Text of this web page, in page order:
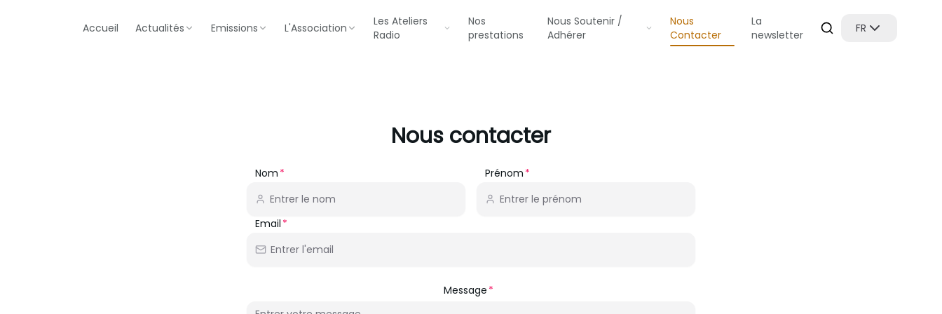
Accueil Actualités Emissions L'Association
Les Ateliers
Radio
Nos
prestations
Nous Soutenir /
Adhérer
Nous
Contacter
La
newsletter
FR
Nous contacter
Nom Prénom
Email
Message